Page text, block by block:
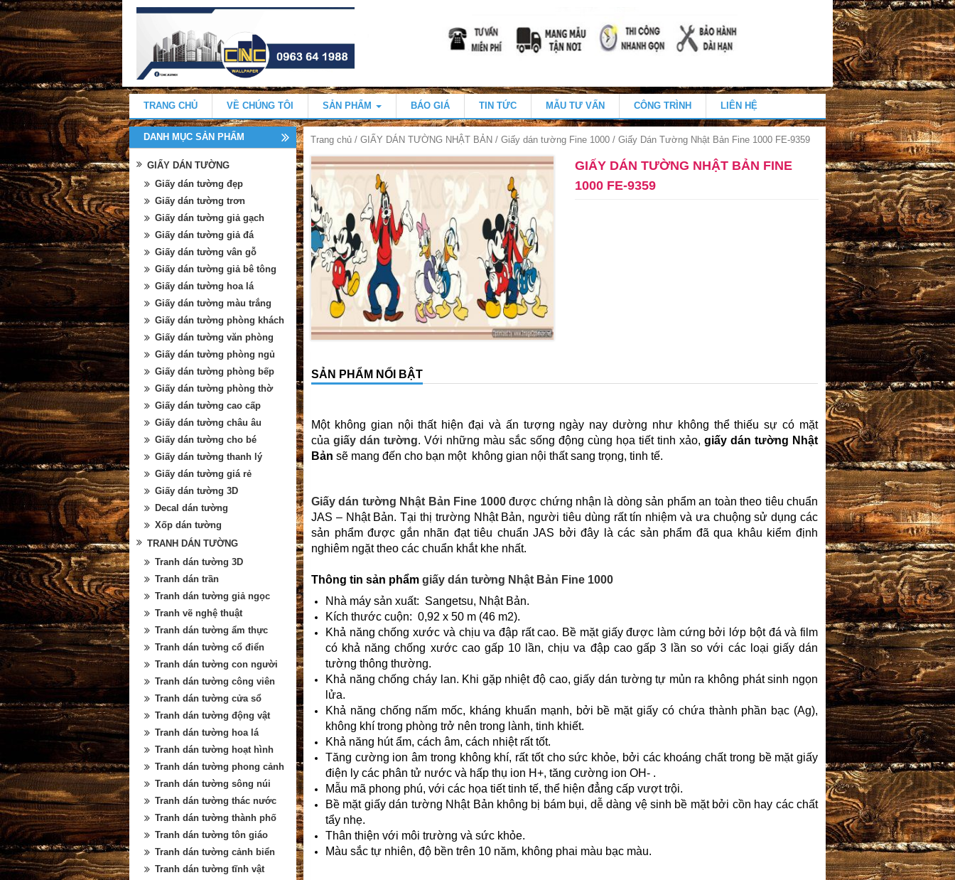
TRANG CHỦ VỀ CHÚNG TÔI SẢN PHẨM BÁO GIÁ TIN TỨC MẪU TƯ VẤN CÔNG TRÌNH LIÊN HỆ
Trang chủ / GIẤY DÁN TƯỜNG NHẬT BẢN / Giấy dán tường Fine 1000 / Giấy Dán Tường Nhật Bản Fine 1000 FE-9359
GIẤY DÁN TƯỜNG NHẬT BẢN FINE
1000 FE-9359
SẢN PHẨM NỔI BẬT
Một không gian nội thất hiện đại và ấn tượng ngày nay dường như không thể thiếu sự có mặt
của giấy dán tường. Với những màu sắc sống động cùng họa tiết tinh xảo, giấy dán tường Nhật
Bản sẽ mang đến cho bạn một không gian nội thất sang trọng, tinh tế.
Giấy dán tường Nhật Bản Fine 1000được chứng nhận là dòng sản phẩm an toàn theo tiêu chuẩn
JAS – Nhật Bản. Tại thị trường Nhật Bản, người tiêu dùng rất tín nhiệm và ưa chuộng sử dụng các
sản phẩm được gắn nhãn đạt tiêu chuẩn JAS bởi đây là các sản phẩm đã qua khâu kiểm định
nghiêm ngặt theo các chuẩn khắt khe nhất.
Thông tin sản phẩm giấy dán tường Nhật Bản Fine 1000
Nhà máy sản xuất: Sangetsu, Nhật Bản.
Kích thước cuộn: 0,92 x 50 m (46 m2).
Khả năng chống xước và chịu va đập rất cao. Bề mặt giấy được làm cứng bởi lớp bột đá và film
có khả năng chống xước cao gấp 10 lần, chịu va đập cao gấp 3 lần so với các loại giấy dán
tường thông thường.
Khả năng chống cháy lan. Khi gặp nhiệt độ cao, giấy dán tường tự mủn ra không phát sinh ngọn
lửa.
Khả năng chống nấm mốc, kháng khuẩn mạnh, bởi bề mặt giấy có chứa thành phần bạc (Ag),
không khí trong phòng trở nên trong lành, tinh khiết.
Khả năng hút ẩm, cách âm, cách nhiệt rất tốt.
Tăng cường ion âm trong không khí, rất tốt cho sức khỏe, bởi các khoáng chất trong bề mặt giấy
điện ly các phân tử nước và hấp thụ ion H+, tăng cường ion OH- .
Mẫu mã phong phú, với các họa tiết tinh tế, thể hiện đẳng cấp vượt trội.
Bề mặt giấy dán tường Nhật Bản không bị bám bụi, dễ dàng vệ sinh bề mặt bởi cồn hay các chất
tẩy nhẹ.
Thân thiện với môi trường và sức khỏe.
Màu sắc tự nhiên, độ bền trên 10 năm, không phai màu bạc màu.
DANH MỤC SẢN PHẨM
GIẤY DÁN TƯỜNG
Giấy dán tường đẹp
Giấy dán tường trơn
Giấy dán tường giả gạch
Giấy dán tường giả đá
Giấy dán tường vân gỗ
Giấy dán tường giả bê tông
Giấy dán tường hoa lá
Giấy dán tường màu trắng
Giấy dán tường phòng khách
Giấy dán tường văn phòng
Giấy dán tường phòng ngủ
Giấy dán tường phòng bếp
Giấy dán tường phòng thờ
Giấy dán tường cao cấp
Giấy dán tường châu âu
Giấy dán tường cho bé
Giấy dán tường thanh lý
Giấy dán tường giá rẻ
Giấy dán tường 3D
Decal dán tường
Xốp dán tường
TRANH DÁN TƯỜNG
Tranh dán tường 3D
Tranh dán trần
Tranh dán tường giả ngọc
Tranh vẽ nghệ thuật
Tranh dán tường ẩm thực
Tranh dán tường cổ điển
Tranh dán tường con người
Tranh dán tường công viên
Tranh dán tường cửa sổ
Tranh dán tường động vật
Tranh dán tường hoa lá
Tranh dán tường hoạt hình
Tranh dán tường phong cảnh
Tranh dán tường sông núi
Tranh dán tường thác nước
Tranh dán tường thành phố
Tranh dán tường tôn giáo
Tranh dán tường cảnh biển
Tranh dán tường tĩnh vật